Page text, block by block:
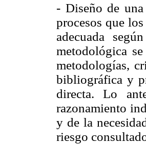
- Diseño de
procesos que
adecuada
metodológica
metodologías,
bibliográfica y
directa. Lo
razonamiento
y de la
riesgo